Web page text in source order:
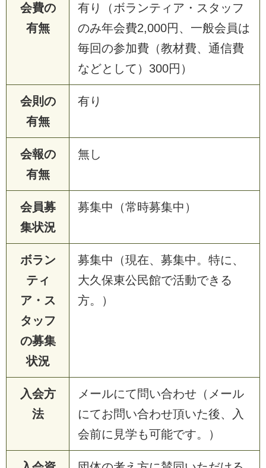
会費の
有無
有り（ボランティア・スタッフ
のみ年会費2,000円、一般会員は
毎回の参加費（教材費、通信費
などとして）300円）
会則の
有無
有り
会報の
有無
無し
会員募
集状況
募集中（常時募集中）
ボラン
ティ
ア・ス
タッフ
の募集
状況
募集中（現在、募集中。特に、
大久保東公民館で活動できる
方。）
入会方
法
メールにて問い合わせ（メール
にてお問い合わせ頂いた後、入
会前に見学も可能です。）